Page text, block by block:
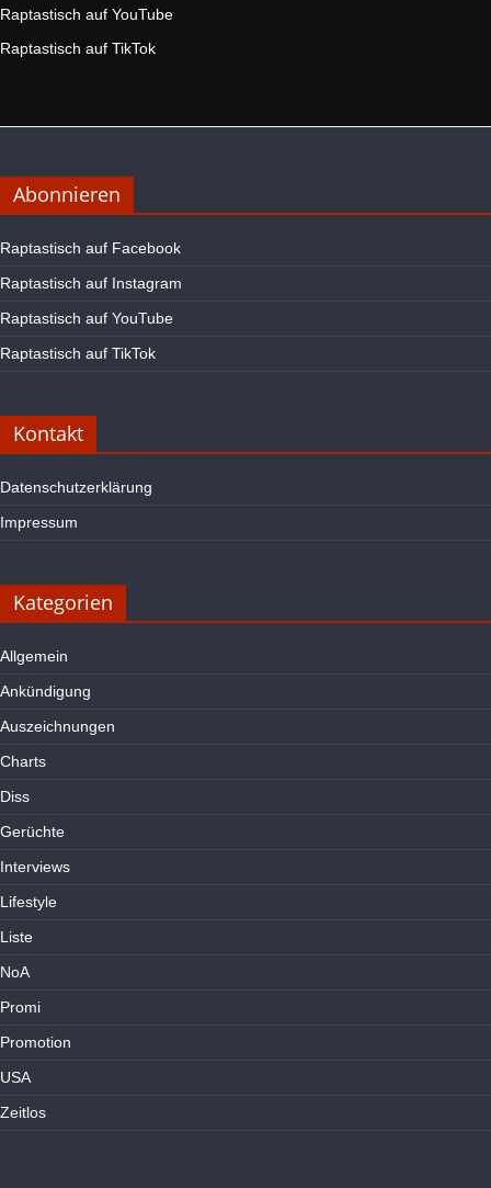
Raptastisch auf YouTube
Raptastisch auf TikTok
Abonnieren
Raptastisch auf Facebook
Raptastisch auf Instagram
Raptastisch auf YouTube
Raptastisch auf TikTok
Kontakt
Datenschutzerklärung
Impressum
Kategorien
Allgemein
Ankündigung
Auszeichnungen
Charts
Diss
Gerüchte
Interviews
Lifestyle
Liste
NoA
Promi
Promotion
USA
Zeitlos